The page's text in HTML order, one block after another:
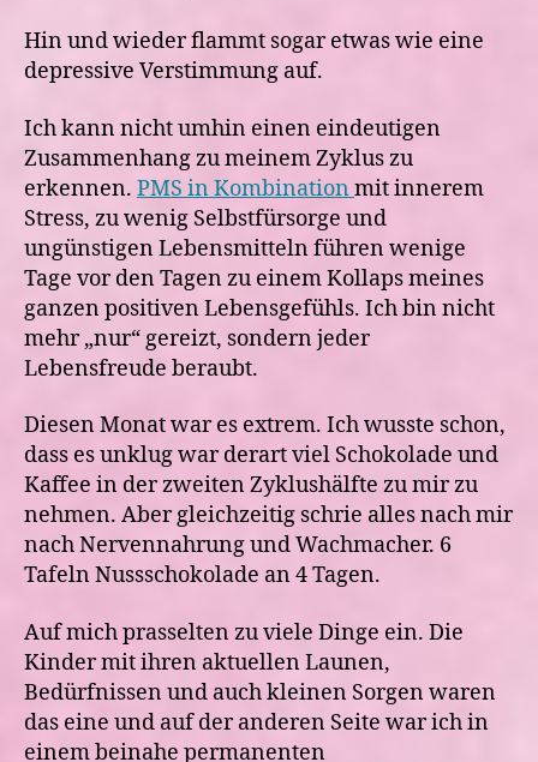
Hin und wieder flammt sogar etwas wie eine
depressive Verstimmung auf.
Ich kann nicht umhin einen eindeutigen
Zusammenhang zu meinem Zyklus zu
erkennen. PMS in Kombination mit innerem
Stress, zu wenig Selbstfürsorge und
ungünstigen Lebensmitteln führen wenige
Tage vor den Tagen zu einem Kollaps meines
ganzen positiven Lebensgefühls. Ich bin nicht
mehr „nur“ gereizt, sondern jeder
Lebensfreude beraubt.
Diesen Monat war es extrem. Ich wusste schon,
dass es unklug war derart viel Schokolade und
Kaffee in der zweiten Zyklushälfte zu mir zu
nehmen. Aber gleichzeitig schrie alles nach mir
nach Nervennahrung und Wachmacher. 6
Tafeln Nussschokolade an 4 Tagen.
Auf mich prasselten zu viele Dinge ein. Die
Kinder mit ihren aktuellen Launen,
Bedürfnissen und auch kleinen Sorgen waren
das eine und auf der anderen Seite war ich in
einem beinahe permanenten